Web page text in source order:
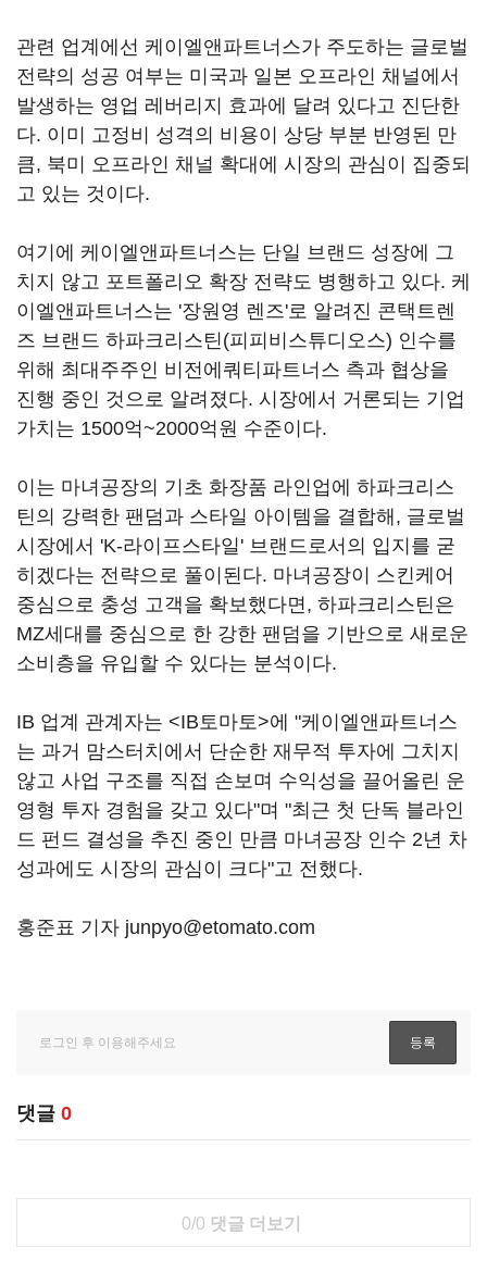
관련 업계에선 케이엘앤파트너스가 주도하는 글로벌
전략의 성공 여부는 미국과 일본 오프라인 채널에서
발생하는 영업 레버리지 효과에 달려 있다고 진단한
다. 이미 고정비 성격의 비용이 상당 부분 반영된 만
큼, 북미 오프라인 채널 확대에 시장의 관심이 집중되
고 있는 것이다.
여기에 케이엘앤파트너스는 단일 브랜드 성장에 그
치지 않고 포트폴리오 확장 전략도 병행하고 있다. 케
이엘앤파트너스는 '장원영 렌즈'로 알려진 콘택트렌
즈 브랜드 하파크리스틴(피피비스튜디오스) 인수를
위해 최대주주인 비전에쿼티파트너스 측과 협상을
진행 중인 것으로 알려졌다. 시장에서 거론되는 기업
가치는 1500억~2000억원 수준이다.
이는 마녀공장의 기초 화장품 라인업에 하파크리스
틴의 강력한 팬덤과 스타일 아이템을 결합해, 글로벌
시장에서 'K-라이프스타일' 브랜드로서의 입지를 굳
히겠다는 전략으로 풀이된다. 마녀공장이 스킨케어
중심으로 충성 고객을 확보했다면, 하파크리스틴은
MZ세대를 중심으로 한 강한 팬덤을 기반으로 새로운
소비층을 유입할 수 있다는 분석이다.
IB 업계 관계자는 <IB토마토>에 "케이엘앤파트너스
는 과거 맘스터치에서 단순한 재무적 투자에 그치지
않고 사업 구조를 직접 손보며 수익성을 끌어올린 운
영형 투자 경험을 갖고 있다"며 "최근 첫 단독 블라인
드 펀드 결성을 추진 중인 만큼 마녀공장 인수 2년 차
성과에도 시장의 관심이 크다"고 전했다.
홍준표 기자 junpyo@etomato.com
댓글 0
0/0 댓글 더보기